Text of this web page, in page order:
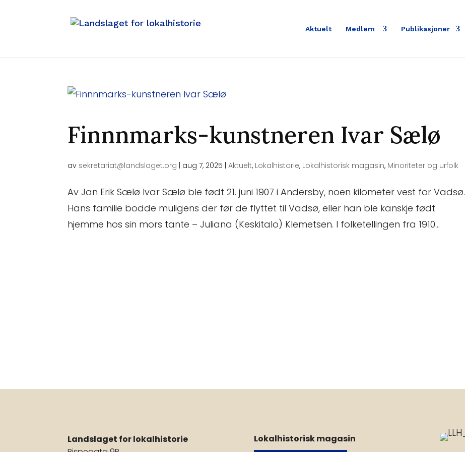
Aktuelt Medlem Publikasjoner
Finnnmarks-kunstneren Ivar Sælø
av sekretariat@landslaget.org aug 7, 2025 |Aktuelt, Lokalhistorie, Lokalhistorisk magasin, Minoriteter og urfolk
Av Jan Erik Sælø Ivar Sælø ble født 21. juni 1907 i Andersby, noen kilometer vest for Vadsø.
Hans familie bodde muligens der før de flyttet til Vadsø, eller han ble kanskje født
hjemme hos sin mors tante – Juliana (Keskitalo) Klemetsen. I folketellingen fra 1910...
Landslaget for lokalhistorie
Lokalhistorisk magasin